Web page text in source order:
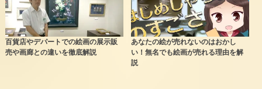
百貨店やデパートでの絵画の展示販
売や画廊との違いを徹底解説
あなたの絵が売れないのはおかし
い！無名でも絵画が売れる理由を解
説